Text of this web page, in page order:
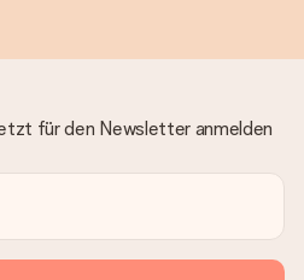
für den Newsletter anmelden